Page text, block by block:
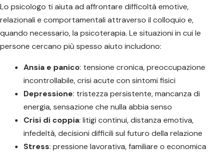
Lo psicologo ti aiuta ad affrontare difficoltà emotive,
relazionali e comportamentali attraverso il colloquio e,
quando necessario, la psicoterapia. Le situazioni in cui le
persone cercano più spesso aiuto includono:
Ansia e panico: tensione cronica, preoccupazione
incontrollabile, crisi acute con sintomi fisici
Depressione: tristezza persistente, mancanza di
energia, sensazione che nulla abbia senso
Crisi di coppia: litigi continui, distanza emotiva,
infedeltà, decisioni difficili sul futuro della relazione
Stress: pressione lavorativa, familiare o economica